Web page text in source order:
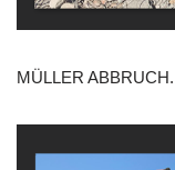
MÜLLER ABBRUCH.